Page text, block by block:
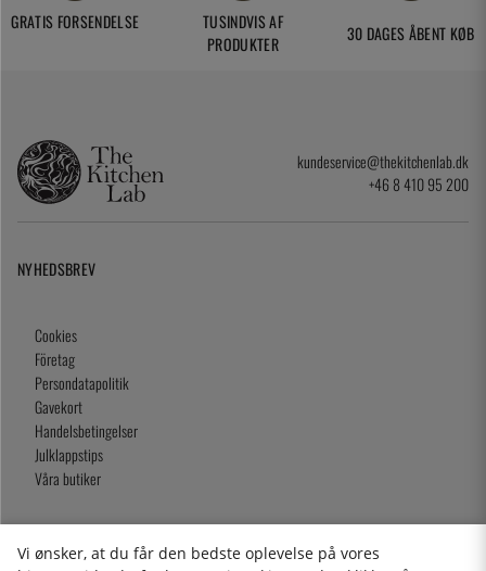
GRATIS FORSENDELSE
TUSINDVIS AF
PRODUKTER
30 DAGES ÅBENT KØB
kundeservice@thekitchenlab.dk
+46 8 410 95 200
NYHEDSBREV
Cookies
Företag
Persondatapolitik
Gavekort
Handelsbetingelser
Julklappstips
Våra butiker
Vi ønsker, at du får den bedste oplevelse på vores